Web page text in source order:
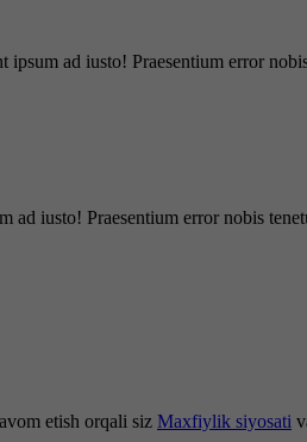
ad iusto! Praesentium error
ad iusto! Praesentium error nobis
etish orqali siz Maxfiylik siyosati